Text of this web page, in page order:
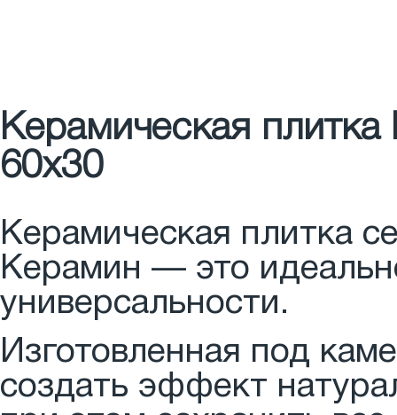
Керамическая
60x30
Керамическая плитка
Керамин — это
универсальности.
Изготовленная под
создать эффект